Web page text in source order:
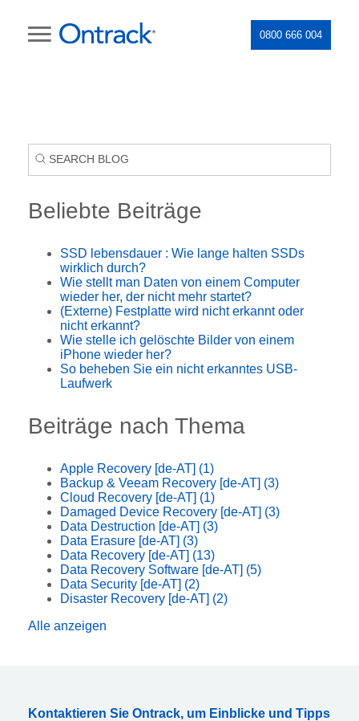
0800 666 004
Beliebte Beiträge
SSD lebensdauer : Wie lange halten SSDs
wirklich durch?
Wie stellt man Daten von einem Computer
wieder her, der nicht mehr startet?
(Externe) Festplatte wird nicht erkannt oder
nicht erkannt?
Wie stelle ich gelöschte Bilder von einem
iPhone wieder her?
So beheben Sie ein nicht erkanntes USB-
Laufwerk
Beiträge nach Thema
Apple Recovery [de-AT] (1)
Backup & Veeam Recovery [de-AT] (3)
Cloud Recovery [de-AT] (1)
Damaged Device Recovery [de-AT] (3)
Data Destruction [de-AT] (3)
Data Erasure [de-AT] (3)
Data Recovery [de-AT] (13)
Data Recovery Software [de-AT] (5)
Data Security [de-AT] (2)
Disaster Recovery [de-AT] (2)
Alle anzeigen
Kontaktieren Sie Ontrack, um Einblicke und Tipps